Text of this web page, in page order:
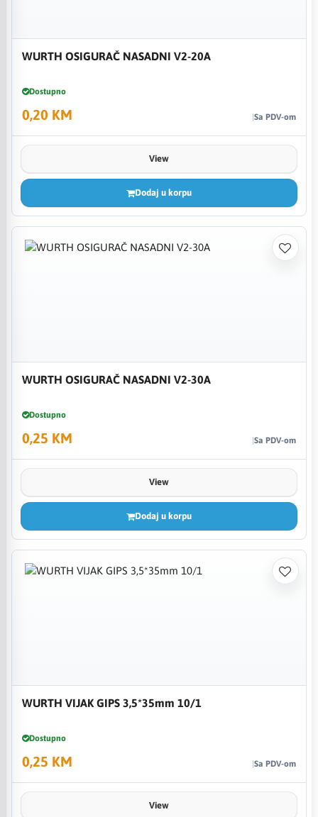
WURTH OSIGURAČ NASADNI V2-20A
Dostupno
0,20 KM Sa PDV-om
View
Dodaj u korpu
WURTH OSIGURAČ NASADNI V2-30A
Dostupno
0,25 KM Sa PDV-om
View
Dodaj u korpu
WURTH VIJAK GIPS 3,5*35mm 10/1
Dostupno
0,25 KM Sa PDV-om
View